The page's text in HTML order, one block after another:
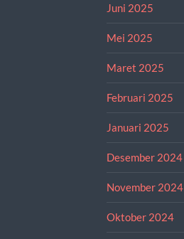
Juni 2025
Mei 2025
Maret 2025
Februari 2025
Januari 2025
Desember 2024
November 2024
Oktober 2024